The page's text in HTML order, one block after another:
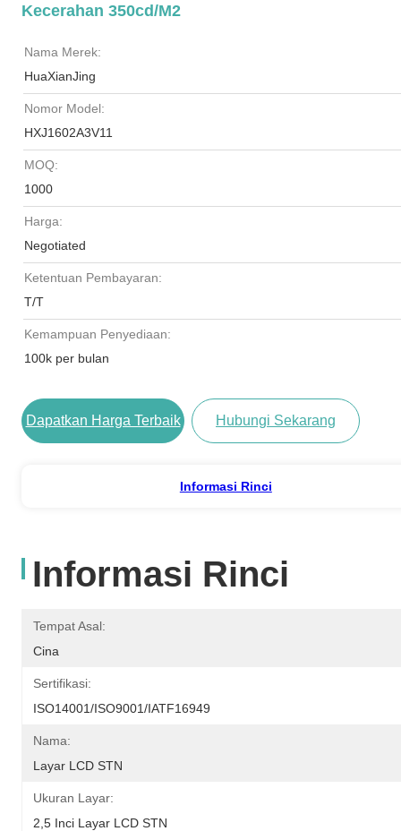
Kecerahan 350cd/m2
Nama Merek:
HuaXianJing
Nomor Model:
HXJ1602A3V11
MOQ:
1000
Harga:
Negotiated
Ketentuan Pembayaran:
T/T
Kemampuan Penyediaan:
100k per bulan
Dapatkan Harga Terbaik Hubungi Sekarang
Informasi Rinci
Informasi Rinci
Tempat Asal:
Cina
Sertifikasi:
ISO14001/ISO9001/IATF16949
Nama:
Layar LCD STN
Ukuran Layar:
2,5 Inci Layar LCD STN